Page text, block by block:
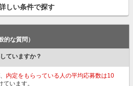
しい条件で探す
的な質問）
ていますか？
内定をもらっている人の平均応募数は10
ています。